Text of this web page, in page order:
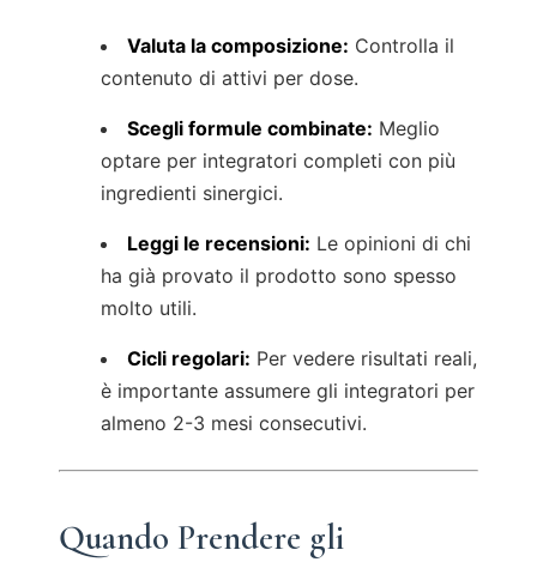
Valuta la composizione: Controlla il
contenuto di attivi per dose.
Scegli formule combinate: Meglio
optare per integratori completi con più
ingredienti sinergici.
Leggi le recensioni: Le opinioni di chi
ha già provato il prodotto sono spesso
molto utili.
Cicli regolari: Per vedere risultati reali,
è importante assumere gli integratori per
almeno 2-3 mesi consecutivi.
Quando Prendere gli